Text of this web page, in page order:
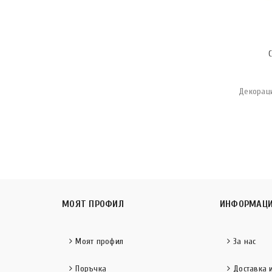
МОЯТ ПРОФИЛ
Моят профил
Поръчка
За нас
Доставка